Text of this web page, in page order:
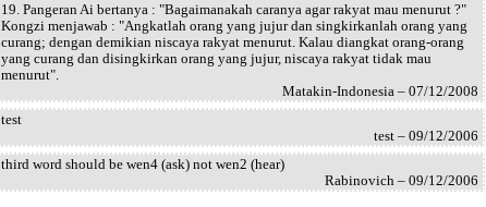
19. Pangeran Ai bertanya : "Bagaimanakah caranya agar rakyat mau menurut ?"
Kongzi menjawab : "Angkatlah orang yang jujur dan singkirkanlah orang yang
curang; dengan demikian niscaya rakyat menurut. Kalau diangkat orang-orang
yang curang dan disingkirkan orang yang jujur, niscaya rakyat tidak mau
menurut".
Matakin-Indonesia – 07/12/2008
test
test – 09/12/2006
third word should be wen4 (ask) not wen2 (hear)
Rabinovich – 09/12/2006